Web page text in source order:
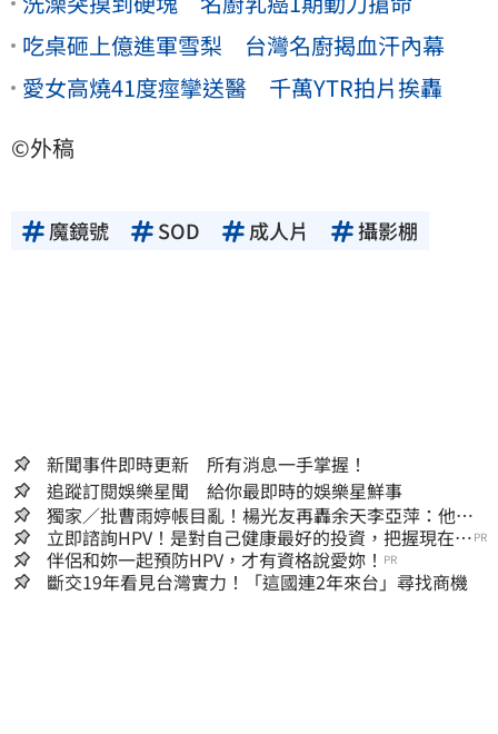
吃桌砸上億進軍雪梨 台灣名廚揭血汗內幕
愛女高燒41度痙攣送醫 千萬YTR拍片挨轟
©外稿
魔鏡號 SOD 成人片 攝影棚
新聞事件即時更新 所有消息一手掌握！
追蹤訂閱娛樂星聞 給你最即時的娛樂星鮮事
獨家／批曹雨婷帳目亂！楊光友再轟余天李亞萍：他們
工會跟演藝圈沒關
立即諮詢HPV！是對自己健康最好的投資，把握現在不
嫌晚！
PR
伴侶和妳一起預防HPV，才有資格說愛妳！ PR
斷交19年看見台灣實力！「這國連2年來台」尋找商機